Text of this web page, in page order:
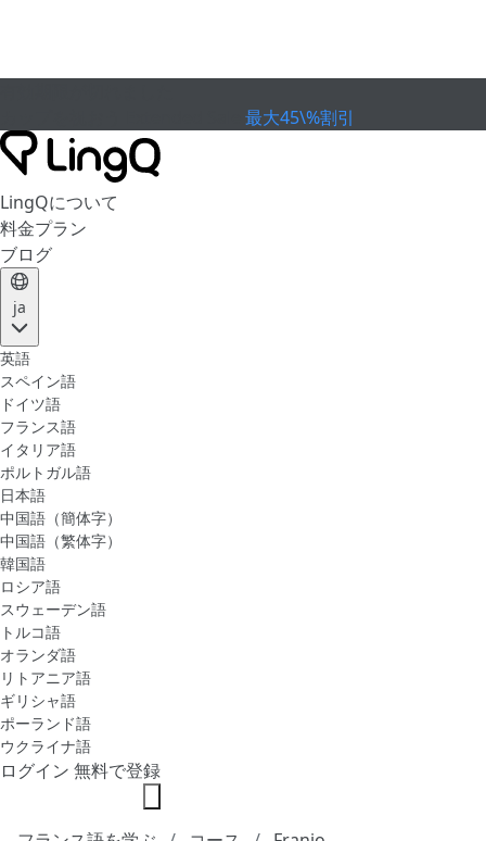
最大45\%割引
LingQについて
料金プラン
ブログ
ja
英語
スペイン語
ドイツ語
フランス語
イタリア語
ポルトガル語
日本語
中国語（簡体字）
中国語（繁体字）
韓国語
ロシア語
スウェーデン語
トルコ語
オランダ語
リトアニア語
ギリシャ語
ポーランド語
ウクライナ語
ログイン 無料で登録